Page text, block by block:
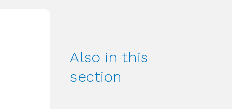
Also in this
section